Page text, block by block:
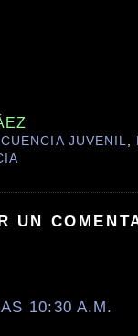
JUVENIL,
UN
10:30 A.M.